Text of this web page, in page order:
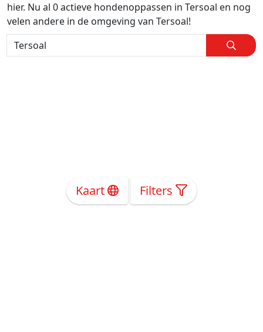
hier. Nu al 0 actieve hondenoppassen in Tersoal en nog
velen andere in de omgeving van Tersoal!
Kaart Filters